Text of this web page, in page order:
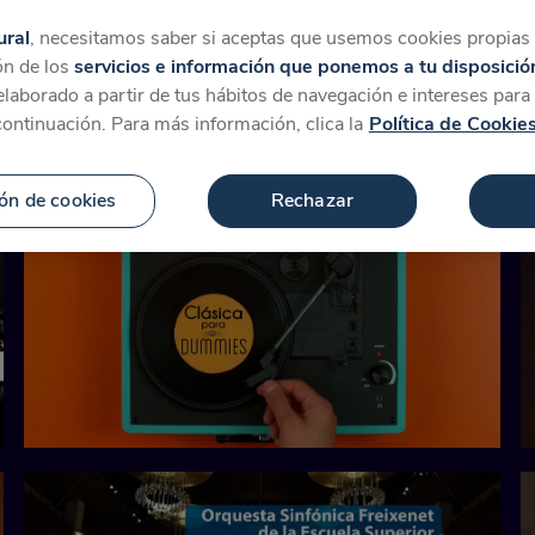
Favoritos Más
'Sir András Schiff, el
, necesitamos saber si aceptas que usemos cookies
de los servicios e información que ponemos a tu
a partir de tus hábitos de navegación e intereses
Para más información, clica la Política de
de cookies Rechazar